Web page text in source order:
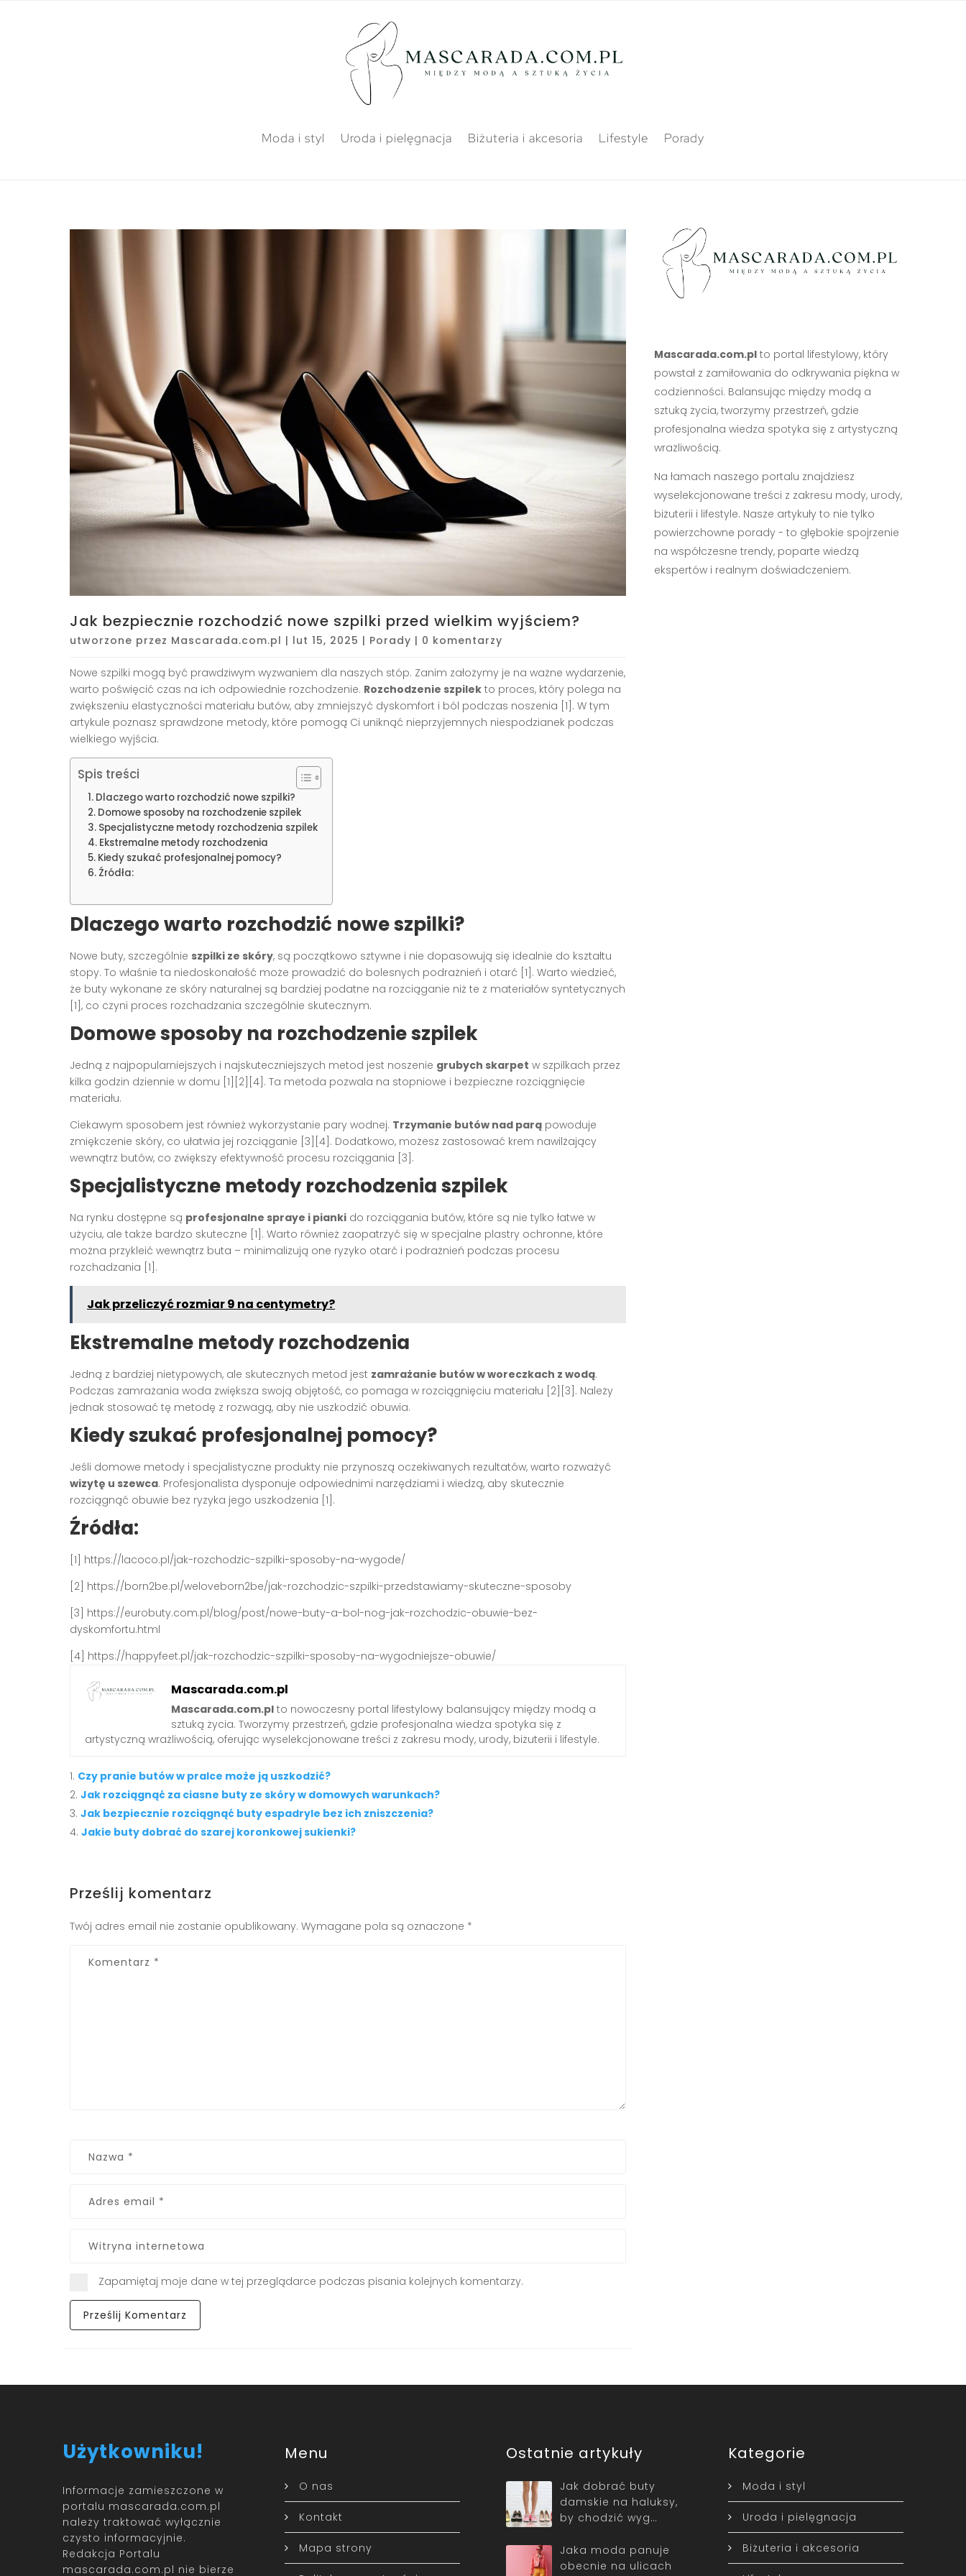
Moda i styl Uroda i pielęgnacja Biżuteria i akcesoria Lifestyle Porady
Jak bezpiecznie rozchodzić nowe szpilki przed wielkim wyjściem?
utworzone przez Mascarada.com.pl | lut 15, 2025 | Porady | 0 komentarzy
Nowe szpilki mogą być prawdziwym wyzwaniem dla naszych stóp. Zanim założymy je na ważne wydarzenie,
warto poświęcić czas na ich odpowiednie rozchodzenie. Rozchodzenie szpilek to proces, który polega na
zwiększeniu elastyczności materiału butów, aby zmniejszyć dyskomfort i ból podczas noszenia [1]. W tym
artykule poznasz sprawdzone metody, które pomogą Ci uniknąć nieprzyjemnych niespodzianek podczas
wielkiego wyjścia.
Spis treści
Dlaczego warto rozchodzić nowe szpilki?
Domowe sposoby na rozchodzenie szpilek
Specjalistyczne metody rozchodzenia szpilek
Ekstremalne metody rozchodzenia
Kiedy szukać profesjonalnej pomocy?
Źródła:
Dlaczego warto rozchodzić nowe szpilki?
Nowe buty, szczególnie szpilki ze skóry, są początkowo sztywne i nie dopasowują się idealnie do kształtu
stopy. To właśnie ta niedoskonałość może prowadzić do bolesnych podrażnień i otarć [1]. Warto wiedzieć,
że buty wykonane ze skóry naturalnej są bardziej podatne na rozciąganie niż te z materiałów syntetycznych
[1], co czyni proces rozchadzania szczególnie skutecznym.
Domowe sposoby na rozchodzenie szpilek
Jedną z najpopularniejszych i najskuteczniejszych metod jest noszenie grubych skarpet w szpilkach przez
kilka godzin dziennie w domu [1][2][4]. Ta metoda pozwala na stopniowe i bezpieczne rozciągnięcie
materiału.
Ciekawym sposobem jest również wykorzystanie pary wodnej. Trzymanie butów nad parą powoduje
zmiękczenie skóry, co ułatwia jej rozciąganie [3][4]. Dodatkowo, możesz zastosować krem nawilżający
wewnątrz butów, co zwiększy efektywność procesu rozciągania [3].
Specjalistyczne metody rozchodzenia szpilek
Na rynku dostępne są profesjonalne spraye i pianki do rozciągania butów, które są nie tylko łatwe w
użyciu, ale także bardzo skuteczne [1]. Warto również zaopatrzyć się w specjalne plastry ochronne, które
można przykleić wewnątrz buta – minimalizują one ryzyko otarć i podrażnień podczas procesu
rozchadzania [1].
Jak przeliczyć rozmiar 9 na centymetry?
Ekstremalne metody rozchodzenia
Jedną z bardziej nietypowych, ale skutecznych metod jest zamrażanie butów w woreczkach z wodą.
Podczas zamrażania woda zwiększa swoją objętość, co pomaga w rozciągnięciu materiału [2][3]. Należy
jednak stosować tę metodę z rozwagą, aby nie uszkodzić obuwia.
Kiedy szukać profesjonalnej pomocy?
Jeśli domowe metody i specjalistyczne produkty nie przynoszą oczekiwanych rezultatów, warto rozważyć
wizytę u szewca. Profesjonalista dysponuje odpowiednimi narzędziami i wiedzą, aby skutecznie
rozciągnąć obuwie bez ryzyka jego uszkodzenia [1].
Źródła:
[1] https://lacoco.pl/jak-rozchodzic-szpilki-sposoby-na-wygode/
[2] https://born2be.pl/weloveborn2be/jak-rozchodzic-szpilki-przedstawiamy-skuteczne-sposoby
[3] https://eurobuty.com.pl/blog/post/nowe-buty-a-bol-nog-jak-rozchodzic-obuwie-bez-
dyskomfortu.html
[4] https://happyfeet.pl/jak-rozchodzic-szpilki-sposoby-na-wygodniejsze-obuwie/
Mascarada.com.pl
Mascarada.com.pl to nowoczesny portal lifestylowy balansujący między modą a
sztuką życia. Tworzymy przestrzeń, gdzie profesjonalna wiedza spotyka się z
artystyczną wrażliwością, oferując wyselekcjonowane treści z zakresu mody, urody, biżuterii i lifestyle.
Czy pranie butów w pralce może ją uszkodzić?
Jak rozciągnąć za ciasne buty ze skóry w domowych warunkach?
Jak bezpiecznie rozciągnąć buty espadryle bez ich zniszczenia?
Jakie buty dobrać do szarej koronkowej sukienki?
Prześlij komentarz
Twój adres email nie zostanie opublikowany. Wymagane pola są oznaczone *
Zapamiętaj moje dane w tej przeglądarce podczas pisania kolejnych komentarzy.
Mascarada.com.plto portal lifestylowy, który
powstał z zamiłowania do odkrywania piękna w
codzienności. Balansując między modą a
sztuką życia, tworzymy przestrzeń, gdzie
profesjonalna wiedza spotyka się z artystyczną
wrażliwością.
Na łamach naszego portalu znajdziesz
wyselekcjonowane treści z zakresu mody, urody,
biżuterii i lifestyle. Nasze artykuły to nie tylko
powierzchowne porady - to głębokie spojrzenie
na współczesne trendy, poparte wiedzą
ekspertów i realnym doświadczeniem.
Użytkowniku!
Informacje zamieszczone w
portalu mascarada.com.pl
należy traktować wyłącznie
czysto informacyjnie.
Redakcja Portalu
mascarada.com.pl nie bierze
Menu
O nas
Kontakt
Mapa strony
Ostatnie artykuły
Jak dobrać buty
damskie na haluksy,
by chodzić wyg…
Jaka moda panuje
obecnie na ulicach
Kategorie
Moda i styl
Uroda i pielęgnacja
Biżuteria i akcesoria